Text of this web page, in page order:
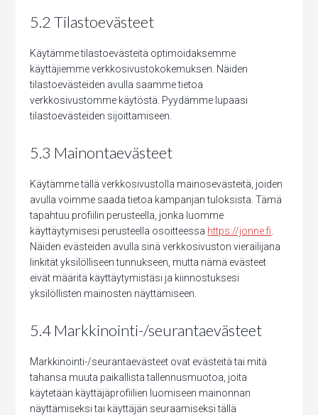
5.2 Tilastoevästeet
Käytämme tilastoevästeitä optimoidaksemme
käyttäjiemme verkkosivustokokemuksen. Näiden
tilastoevästeiden avulla saamme tietoa
verkkosivustomme käytöstä. Pyydämme lupaasi
tilastoevästeiden sijoittamiseen.
5.3 Mainontaevästeet
Käytämme tällä verkkosivustolla mainosevästeitä, joiden
avulla voimme saada tietoa kampanjan tuloksista. Tämä
tapahtuu profiilin perusteella, jonka luomme
käyttäytymisesi perusteella osoitteessa https://jonne.fi
Näiden evästeiden avulla sinä verkkosivuston vierailijana
linkität yksilölliseen tunnukseen, mutta nämä evästeet
eivät määritä käyttäytymistäsi ja kiinnostuksesi
yksilöllisten mainosten näyttämiseen.
5.4 Markkinointi-/seurantaevästeet
Markkinointi-/seurantaevästeet ovat evästeitä tai mitä
tahansa muuta paikallista tallennusmuotoa, joita
käytetään käyttäjäprofiilien luomiseen mainonnan
näyttämiseksi tai käyttäjän seuraamiseksi tällä